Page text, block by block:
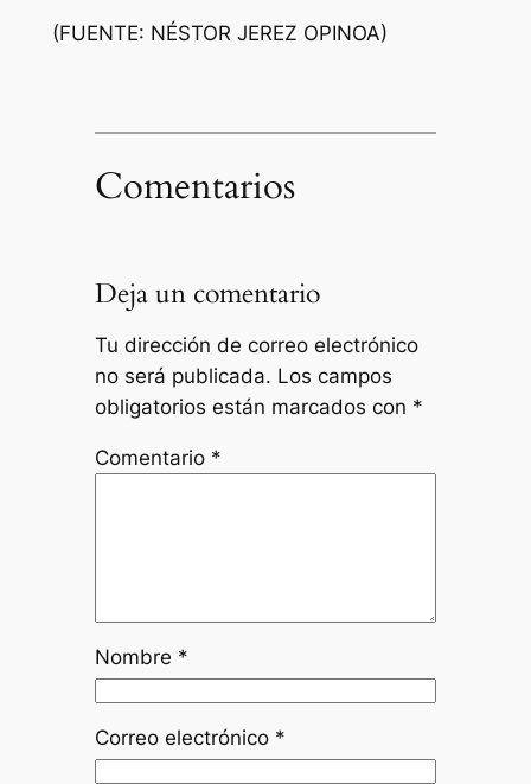
(FUENTE: NÉSTOR JEREZ OPINOA)
Comentarios
Deja un comentario
Tu dirección de correo electrónico
no será publicada. Los campos
obligatorios están marcados con *
Comentario *
Nombre *
Correo electrónico *